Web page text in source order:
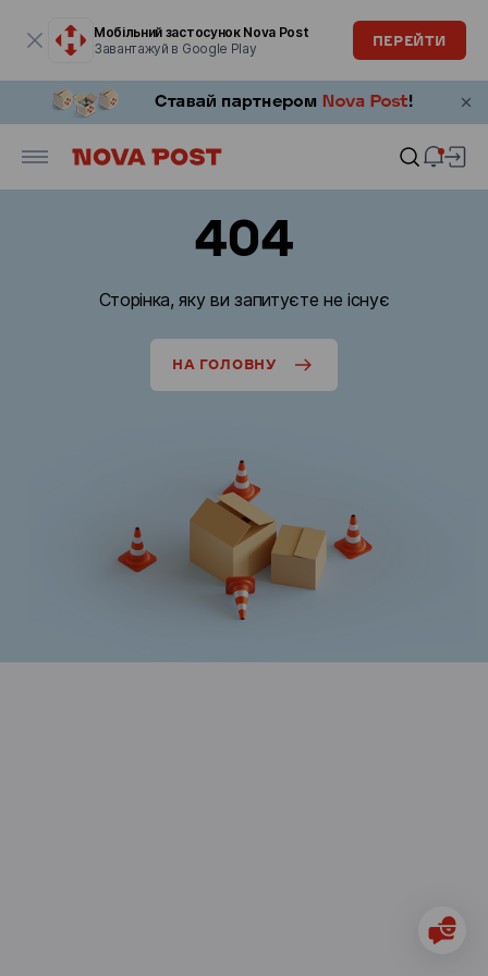
Мобільний застосунок Nova Post
Завантажуй в Google Play
ПЕРЕЙТИ
404
Сторінка, яку ви запитуєте не існує
НА ГОЛОВНУ